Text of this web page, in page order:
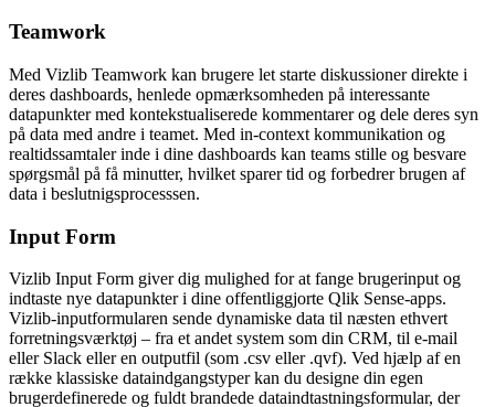
Teamwork
Med Vizlib Teamwork kan brugere let starte diskussioner direkte i
deres dashboards, henlede opmærksomheden på interessante
datapunkter med kontekstualiserede kommentarer og dele deres syn
på data med andre i teamet. Med in-context kommunikation og
realtidssamtaler inde i dine dashboards kan teams stille og besvare
spørgsmål på få minutter, hvilket sparer tid og forbedrer brugen af
data i beslutnigsprocesssen.
Input Form
Vizlib Input Form giver dig mulighed for at fange brugerinput og
indtaste nye datapunkter i dine offentliggjorte Qlik Sense-apps.
Vizlib-inputformularen sende dynamiske data til næsten ethvert
forretningsværktøj – fra et andet system som din CRM, til e-mail
eller Slack eller en outputfil (som .csv eller .qvf). Ved hjælp af en
række klassiske dataindgangstyper kan du designe din egen
brugerdefinerede og fuldt brandede dataindtastningsformular, der